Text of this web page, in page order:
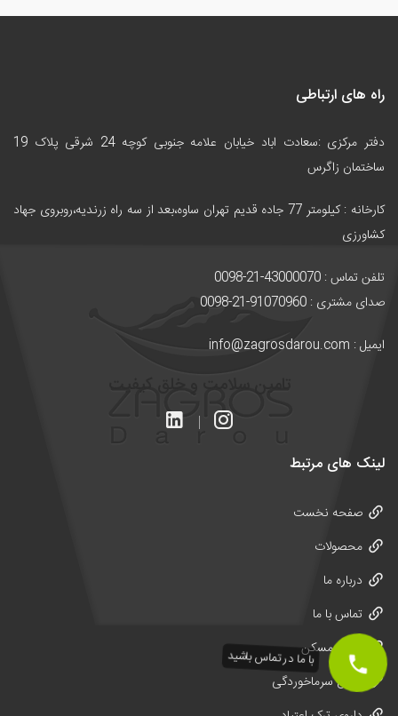
راه های ارتباطی
دفتر مرکزی :سعادت اباد خیابان علامه جنوبی کوچه 24 شرقی پلاک 19
ساختمان زاگرس
کارخانه :
کیلومتر 77 جاده قدیم تهران ساوه،بعد از سه راه زرندیه،روبروی جهاد
کشاورزی
تلفن تماس : 43000070-21-0098
صدای مشتری : 91070960-21-0098
ایمیل : info@zagrosdarou.com
تامین سلامت و خلق کیفیت
لینک های مرتبط
صفحه نخست
محصولات
درباره ما
تماس با ما
قرص مسکن
قرص سرماخوردگی
با ما در تماس باشید